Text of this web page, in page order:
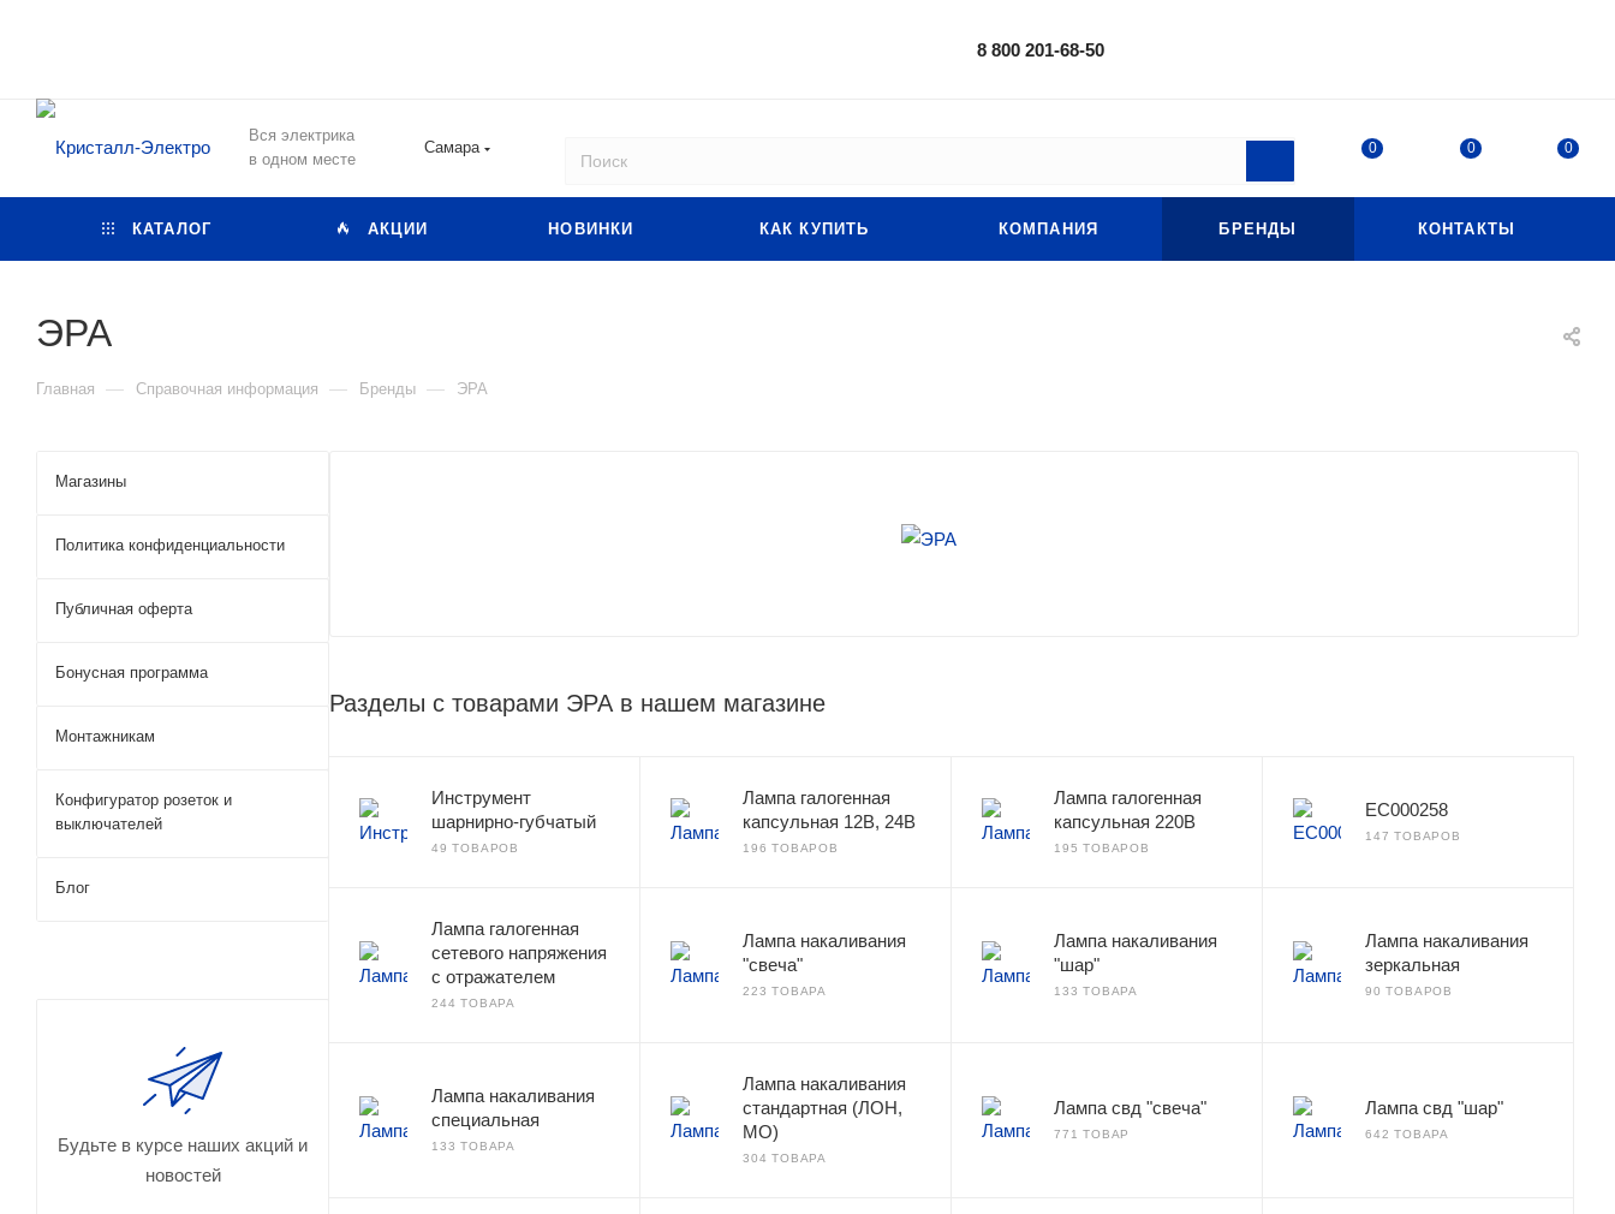
8 800 201-68-50
Вся электрика
в одном месте
Самара 0 0 0
КАТАЛОГ АКЦИИ НОВИНКИ КАК КУПИТЬ КОМПАНИЯ БРЕНДЫ КОНТАКТЫ
ЭРА
Главная — Справочная информация — Бренды — ЭРА
Разделы с товарами ЭРА в нашем магазине
Инструмент
шарнирно-губчатый
49 ТОВАРОВ
Лампа галогенная
капсульная 12В, 24В
196 ТОВАРОВ
Лампа галогенная
капсульная 220В
195 ТОВАРОВ
EC000258
147 ТОВАРОВ
Лампа галогенная
сетевого напряжения
с отражателем
244 ТОВАРА
Лампа накаливания
"свеча"
223 ТОВАРА
Лампа накаливания
"шар"
133 ТОВАРА
Лампа накаливания
зеркальная
90 ТОВАРОВ
Лампа накаливания
специальная
133 ТОВАРА
Лампа накаливания
стандартная (ЛОН,
МО)
304 ТОВАРА
Лампа свд "свеча"
771 ТОВАР
Лампа свд "шар"
642 ТОВАРА
Магазины
Политика конфиденциальности
Публичная оферта
Бонусная программа
Монтажникам
Конфигуратор розеток и
выключателей
Блог
Будьте в курсе наших акций и
новостей